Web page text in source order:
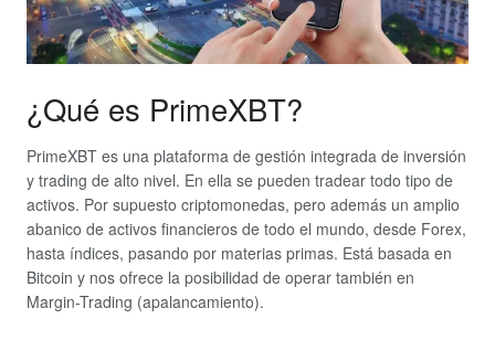
¿Qué es PrimeXBT?
PrimeXBT es una plataforma de gestión integrada de inversión
y trading de alto nivel. En ella se pueden tradear todo tipo de
activos. Por supuesto criptomonedas, pero además un amplio
abanico de activos financieros de todo el mundo, desde Forex,
hasta índices, pasando por materias primas. Está basada en
Bitcoin y nos ofrece la posibilidad de operar también en
Margin-Trading (apalancamiento).